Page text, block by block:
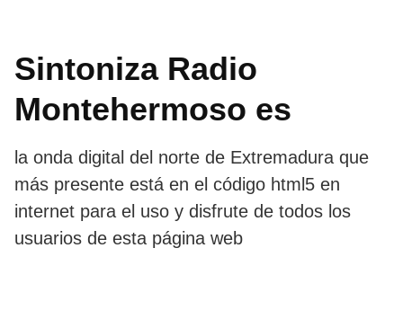
Sintoniza Radio
Montehermoso es
la onda digital del norte de Extremadura que
más presente está en el código html5 en
internet para el uso y disfrute de todos los
usuarios de esta página web